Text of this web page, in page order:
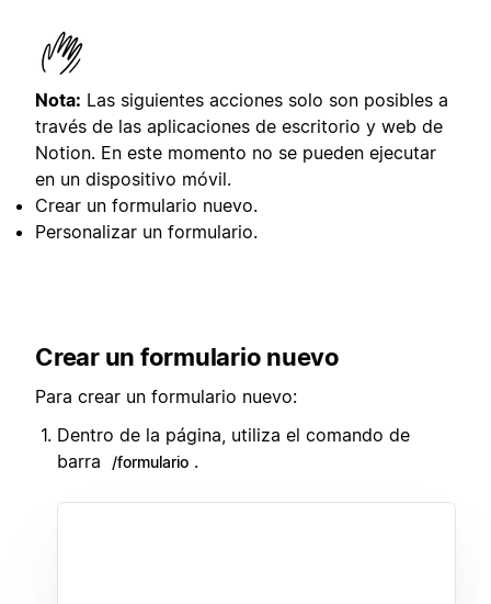
Nota: Las siguientes acciones solo son posibles a
través de las aplicaciones de escritorio y web de
Notion. En este momento no se pueden ejecutar
en un dispositivo móvil.
Crear un formulario nuevo.
Personalizar un formulario.
Crear un formulario nuevo
Para crear un formulario nuevo:
Dentro de la página, utiliza el comando de
barra
/formulario .